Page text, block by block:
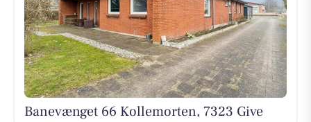
Banevænget 66 Kollemorten, 7323 Give